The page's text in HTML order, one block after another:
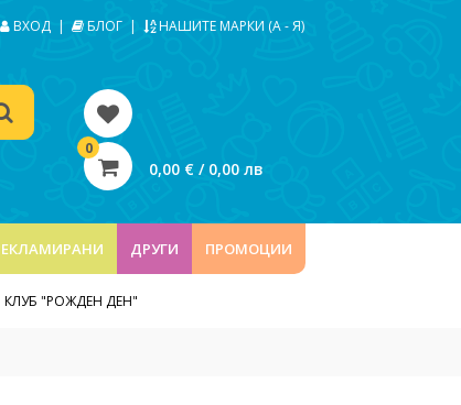
ВХОД | БЛОГ | НАШИТЕ МАРКИ (А - Я)
0
0,00 € / 0,00 лв
ДРУГИ ПРОМОЦИИ
КЛУБ "РОЖДЕН ДЕН"